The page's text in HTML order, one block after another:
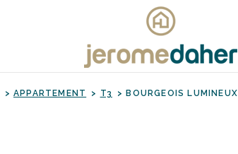
APPARTEMENT T3 BOURGEOIS LUMINEUX